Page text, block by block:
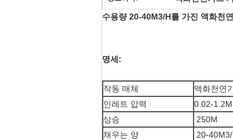
수용량 20-40M3/H를 가진 액화천
명세:
작동 매체
액화천연
인레트 압력
0.02-
상승
250M
채우는 양
20-